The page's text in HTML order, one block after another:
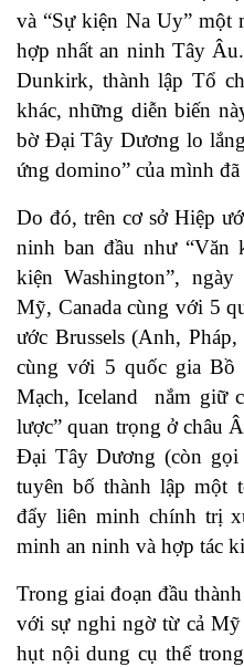
và “Sự kiện Na Uy” một
hợp nhất an ninh Tây
Dunkirk, thành lập Tổ
khác, những diễn biến
bờ Đại Tây Dương lo
ứng domino” của mình
Do đó, trên cơ sở Hiệp
ninh ban đầu như “Văn
kiện Washington”,
Mỹ, Canada cùng với 5
ước Brussels (Anh,
cùng với 5 quốc gia
Mạch, Iceland nắm giữ
lược” quan trọng ở châu
Đại Tây Dương (còn gọi
tuyên bố thành lập một
đẩy liên minh chính trị
minh an ninh và hợp tác
Trong giai đoạn đầu
với sự nghi ngờ từ cả
hụt nội dung cụ thể